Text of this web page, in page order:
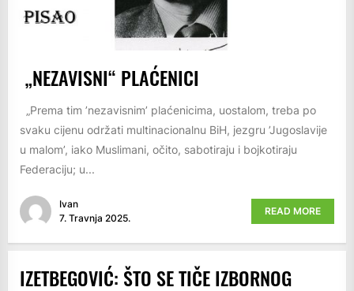
„NEZAVISNI“ PLAĆENICI
„Prema tim ’nezavisnim’ plaćenicima, uostalom, treba po
svaku cijenu održati multinacionalnu BiH, jezgru ’Jugoslavije
u malom’, iako Muslimani, očito, sabotiraju i bojkotiraju
Federaciju; u...
Ivan
7. Travnja 2025.
READ MORE
IZETBEGOVIĆ: ŠTO SE TIČE IZBORNOG